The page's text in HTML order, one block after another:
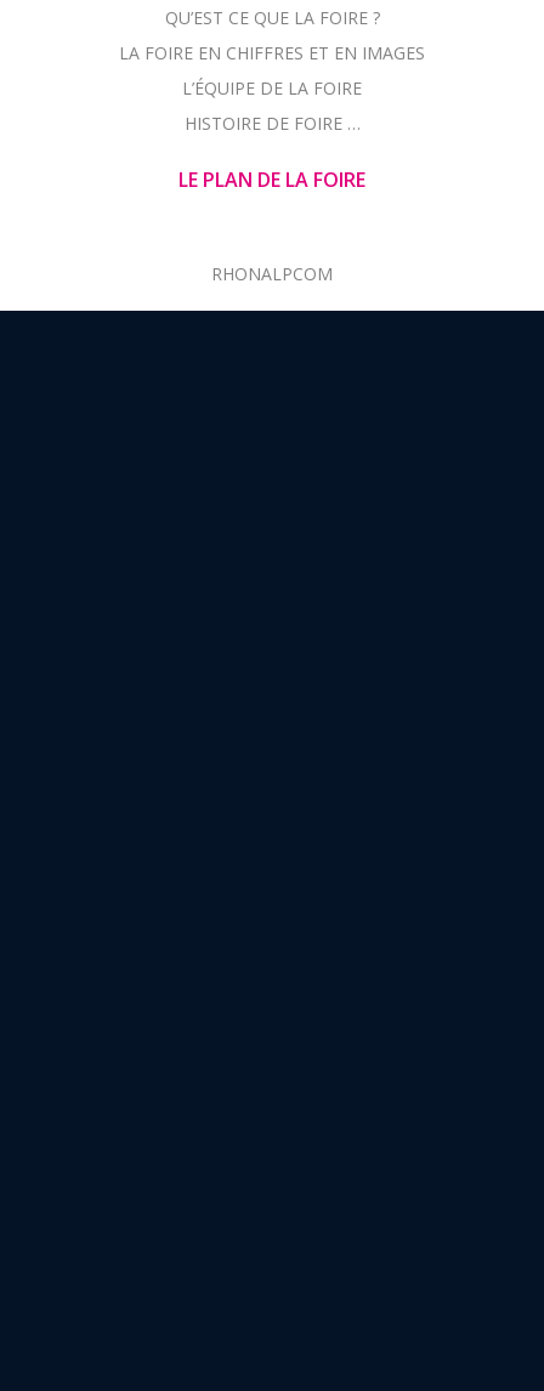
QU’EST CE QUE LA FOIRE ?
LA FOIRE EN CHIFFRES ET EN IMAGES
L’ÉQUIPE DE LA FOIRE
HISTOIRE DE FOIRE …
LE PLAN DE LA FOIRE
RHONALPCOM